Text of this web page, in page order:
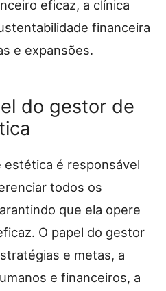
eficaz, a clínica
financeira
e expansões.
do gestor de
estética é responsável
todos os
que ela opere
O papel do gestor
e metas, a
e financeiros, a